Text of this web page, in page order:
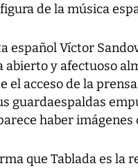
de la música
español Víctor
y afectuoso
acceso de la
guardaespaldas
haber imágenes
que Tablada es la